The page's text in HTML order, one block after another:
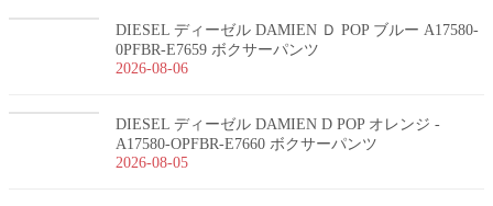
DIESEL ディーゼル DAMIEN Ｄ POP ブルー A17580-
0PFBR-E7659 ボクサーパンツ
2026-08-06
DIESEL ディーゼル DAMIEN D POP オレンジ -
A17580-OPFBR-E7660 ボクサーパンツ
2026-08-05